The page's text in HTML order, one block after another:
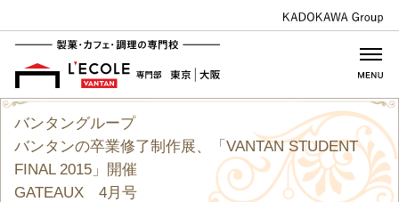
バンタングループ
バンタンの卒業修了制作展、「VANTAN STUDENT
FINAL 2015」開催
GATEAUX 4月号